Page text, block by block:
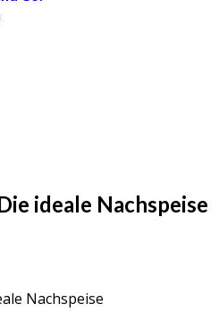
ideale Nachspeise